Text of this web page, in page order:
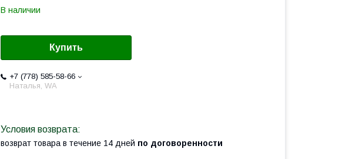
В наличии
Купить
+7 (778) 585-58-66
Наталья, WA
возврат товара в течение 14 дней по договоренности